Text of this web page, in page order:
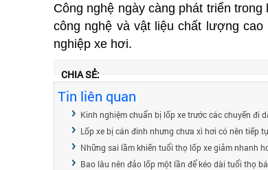
Công nghệ ngày càng phát triển
công nghệ và vật liệu chất lượng
nghiệp xe hơi.
CHIA SẺ:
Tin liên quan
Kinh nghiệm chuẩn bị lốp xe trước các chuyến đi
Lốp xe bị cán đinh nhưng chưa xì hơi có nên tiếp
Những sai lầm khiến tuổi thọ lốp xe giảm nhanh
Bao lâu nên đảo lốp một lần để kéo dài tuổi thọ